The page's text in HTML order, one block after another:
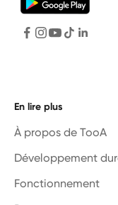
En lire plus
À propos de TooA
Développement
Fonctionnement